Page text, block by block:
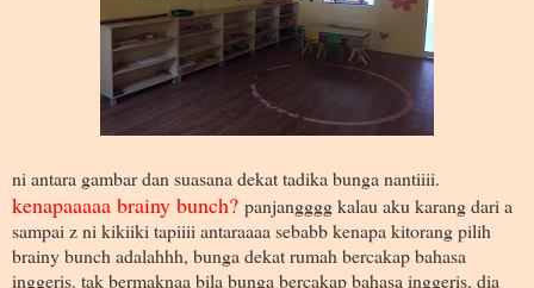
ni antara gambar dan suasana dekat tadika bunga nantiiii.
kenapaaaaa brainy bunch? panjangggg kalau aku karang dari a
sampai z ni kikiiki tapiiii antaraaaa sebabb kenapa kitorang pilih
brainy bunch adalahhh, bunga dekat rumah bercakap bahasa
inggeris. tak bermaknaa bila bunga bercakap bahasa inggeris, dia